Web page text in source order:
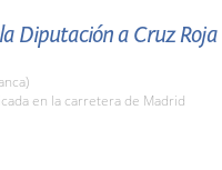
Diputación a Cruz Roja
en la carretera de Madrid